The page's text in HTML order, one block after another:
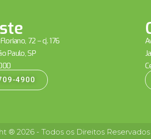
72 – cj. 176
Paulo, SP
4900
® 2026 - Todos os Direitos Reservados